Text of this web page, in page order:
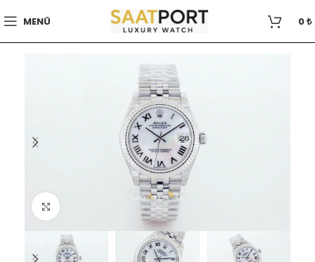
MENÜ 0₺
Büyütmek için tıklayın